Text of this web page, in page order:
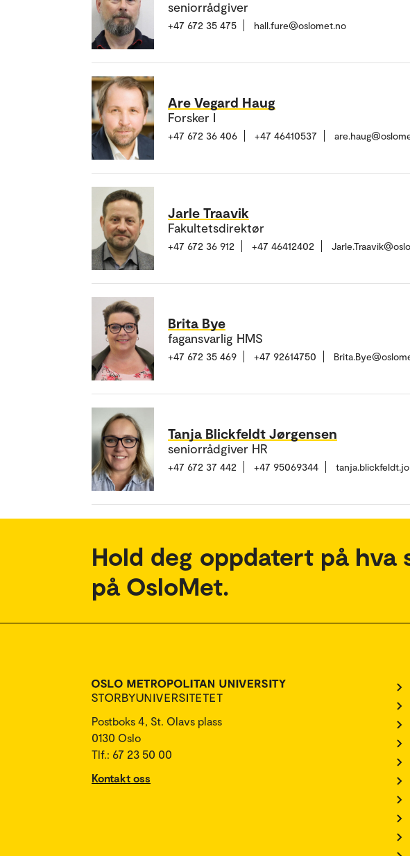
seniorrådgiver
+47 672 35 475 hall.fure@oslomet.no
Are Vegard Haug
Forsker I
+47 672 36 406 +47 46410537
Jarle Traavik
Fakultetsdirektør
+47 672 36 912 +47 46412402
Brita Bye
fagansvarlig HMS
+47 672 35 469 +47 92614750
Tanja Blickfeldt Jørgensen
seniorrådgiver HR
+47 672 37 442 +47 95069344
Hold deg oppdatert på hva
på OsloMet.
Postboks 4, St. Olavs plass
0130 Oslo
Tlf.: 67 23 50 00
Kontakt oss